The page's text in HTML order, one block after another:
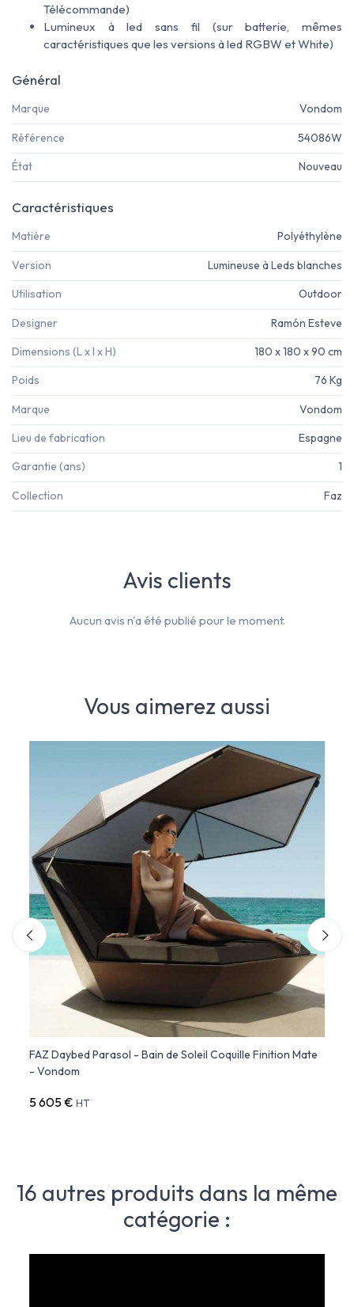
Télécommande)
Lumineux à led sans fil (sur batterie, mêmes
caractéristiques que les versions à led RGBW et White)
Général
Marque Vondom
Référence 54086W
État Nouveau
Caractéristiques
Matière Polyéthylène
Version Lumineuse à Leds blanches
Utilisation Outdoor
Designer Ramón Esteve
Dimensions (L x l x H) 180 x 180 x 90 cm
Poids 76 Kg
Marque Vondom
Lieu de fabrication Espagne
Garantie (ans) 1
Collection Faz
Vous aimerez aussi
FAZ Daybed Parasol - Bain de Soleil Coquille Finition Mate
- Vondom
5 605 € HT
Avis clients
Aucun avis n'a été publié pour le moment.
16 autres produits dans la même
catégorie :